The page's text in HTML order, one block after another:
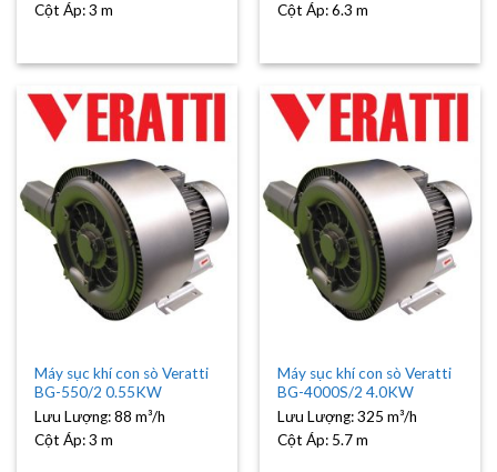
Cột Áp:3 m
Cột Áp:6.3 m
Máy sục khí con sò Veratti
BG-550/2 0.55KW
Lưu Lượng:88 m³/h
Cột Áp:3 m
Máy sục khí con sò Veratti
BG-4000S/2 4.0KW
Lưu Lượng:325 m³/h
Cột Áp: 5.7 m